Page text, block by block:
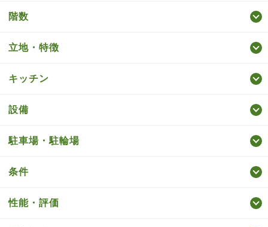
階数
立地・特徴
キッチン
設備
駐車場・駐輪場
条件
性能・評価